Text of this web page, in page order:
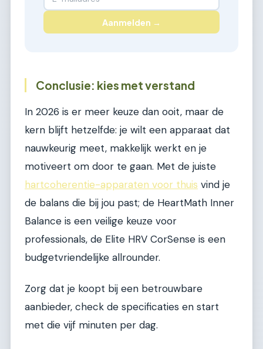
Aanmelden →
Conclusie: kies met verstand
In 2026 is er meer keuze dan ooit, maar de
kern blijft hetzelfde: je wilt een apparaat dat
nauwkeurig meet, makkelijk werkt en je
motiveert om door te gaan. Met de juiste
hartcoherentie-apparaten voor thuis vind je
de balans die bij jou past; de HeartMath Inner
Balance is een veilige keuze voor
professionals, de Elite HRV CorSense is een
budgetvriendelijke allrounder.
Zorg dat je koopt bij een betrouwbare
aanbieder, check de specificaties en start
met die vijf minuten per dag.